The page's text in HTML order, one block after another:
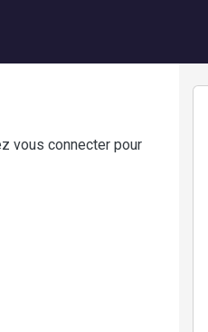
vous connecter pour